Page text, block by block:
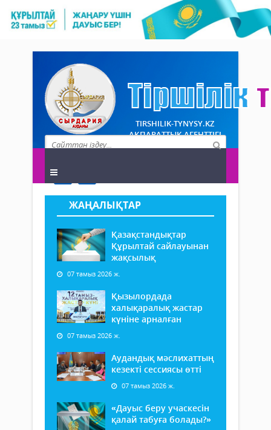
TIRSHILIK-TYNYSY.KZ
АҚПАРАТТЫҚ АГЕНТТІГІ
ЖАҢАЛЫҚТАР
Қазақстандықтар
Құрылтай сайлауынан
жақсылық
07 тамыз 2026 ж.
Қызылордада
халықаралық жастар
күніне арналған
07 тамыз 2026 ж.
Аудандық мәслихаттың
кезекті сессиясы өтті
07 тамыз 2026 ж.
«Дауыс беру учаскесін
қалай табуға болады?»